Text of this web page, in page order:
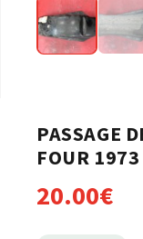
PASSAGE
FOUR 1973
20.00€